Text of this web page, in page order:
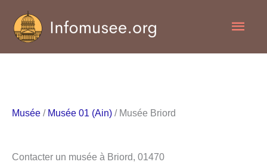
contenu
Musée / Musée 01 (Ain) / Musée Briord
Contacter un musée à Briord, 01470